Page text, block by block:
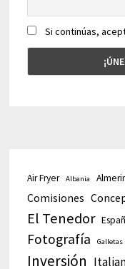
Si continúas,
Air Fryer Albania
Comisiones
El Tenedor
Fotografía Galletas
Inversión